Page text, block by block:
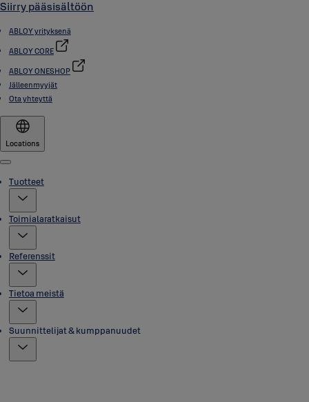
Siirry pääsisältöön
ABLOY yrityksenä
ABLOY CORE
ABLOY ONESHOP
Jälleenmyyjät
Ota yhteyttä
Locations
Menu
Tuotteet
Toimialaratkaisut
Referenssit
Tietoa meistä
Suunnittelijat & kumppanuudet